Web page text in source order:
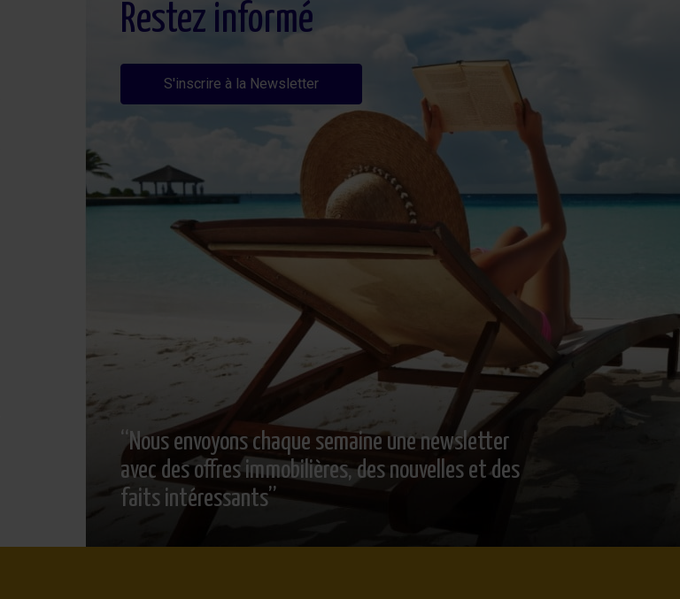
Restez informé
S'inscrire à la Newsletter
“Nous envoyons chaque semaine une newsletter
avec des offres immobilières, des nouvelles et des
faits intéressants”